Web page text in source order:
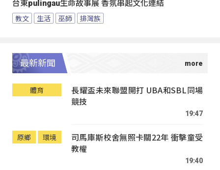
台東pulingau生命故事展 香氛串起文化連結
教文 生活 巫師 排灣族
最新新聞
體育
長耀盃未來聯盟開打 UBA和SBL同場
競技
19:47
原鄉 環境
司馬庫斯校舍無照卡關22年 衝擊童受
教權
19:40